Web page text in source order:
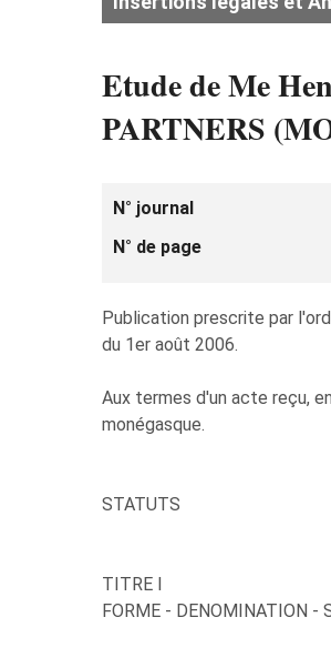
Etude de Me
PARTNERS
N° journal
N° de page
Publication prescrite par
du 1er août 2006.
Aux termes d'un acte reçu,
monégasque.
STATUTS
TITRE I
FORME - DENOMINATION -